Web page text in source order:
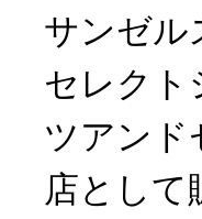
サンゼル
セレクト
ツアンド
店として